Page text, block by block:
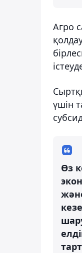
Агро
үшін
Өз